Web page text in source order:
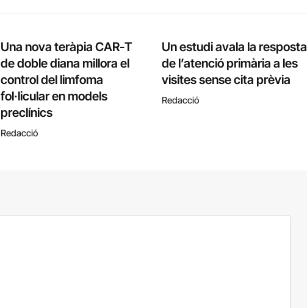
Una nova teràpia CAR-T
de doble diana millora el
control del limfoma
fol·licular en models
preclínics
Redacció
Un estudi avala la resposta
de l’atenció primària a les
visites sense cita prèvia
Redacció